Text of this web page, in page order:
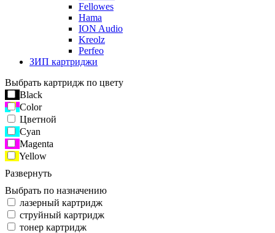
Fellowes
Hama
ION Audio
Kreolz
Perfeo
ЗИП картриджи
Выбрать картридж по цвету
Black
Color
Цветной
Cyan
Magenta
Yellow
Развернуть
Выбрать по назначению
лазерный картридж
струйный картридж
тонер картридж